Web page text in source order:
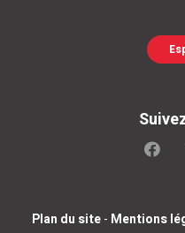
Plan du site- Mentions